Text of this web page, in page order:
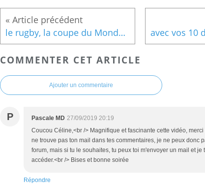
le rugby, la coupe du Monde et les emblêmes
COMMENTER CET ARTICLE
Ajouter un commentaire
P Pascale MD 27/09/2019 20:19
Coucou Céline,<br /> Magnifique et fascinante cette vidéo,
ne trouve pas ton mail dans tes commentaires, je ne peux donc
forum, mais si tu le souhaites, tu peux toi m'envoyer un mail et je
accéder.<br /> Bises et bonne soirée
Répondre